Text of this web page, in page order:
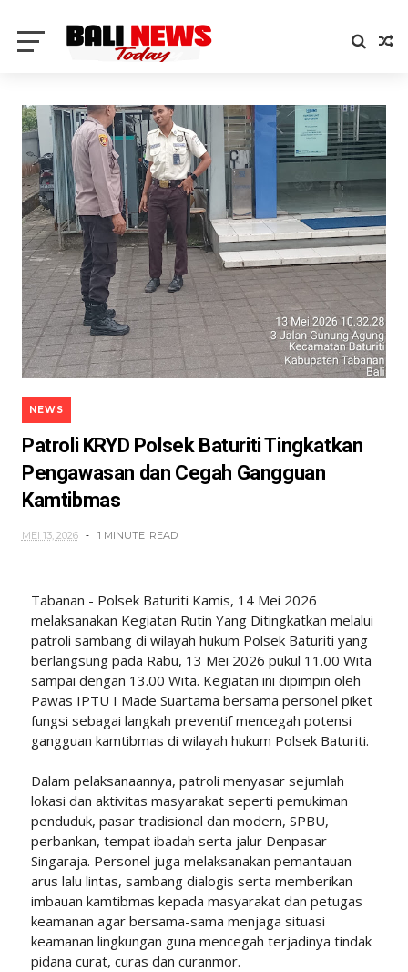
NEWS
Patroli KRYD Polsek Baturiti Tingkatkan
Pengawasan dan Cegah Gangguan
Kamtibmas
MEI 13, 2026 1 MINUTE READ
Tabanan - Polsek Baturiti Kamis, 14 Mei 2026
melaksanakan Kegiatan Rutin Yang Ditingkatkan melalui
patroli sambang di wilayah hukum Polsek Baturiti yang
berlangsung pada Rabu, 13 Mei 2026 pukul 11.00 Wita
sampai dengan 13.00 Wita. Kegiatan ini dipimpin oleh
Pawas IPTU I Made Suartama bersama personel piket
fungsi sebagai langkah preventif mencegah potensi
gangguan kamtibmas di wilayah hukum Polsek Baturiti.
Dalam pelaksanaannya, patroli menyasar sejumlah
lokasi dan aktivitas masyarakat seperti pemukiman
penduduk, pasar tradisional dan modern, SPBU,
perbankan, tempat ibadah serta jalur Denpasar–
Singaraja. Personel juga melaksanakan pemantauan
arus lalu lintas, sambang dialogis serta memberikan
imbauan kamtibmas kepada masyarakat dan petugas
keamanan agar bersama-sama menjaga situasi
keamanan lingkungan guna mencegah terjadinya tindak
pidana curat, curas dan curanmor.